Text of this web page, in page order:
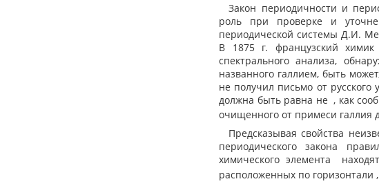
Закон периодичности и
роль при проверке и
периодической системы Д.И.
В 1875 г. французский
спектрального анализа,
названного галлием, быть
не получил письмо от русского
должна быть равна не , как
очищенного от примеси галлия
Предсказывая свойства
периодического закона
химического элемента
расположенных по горизонтали